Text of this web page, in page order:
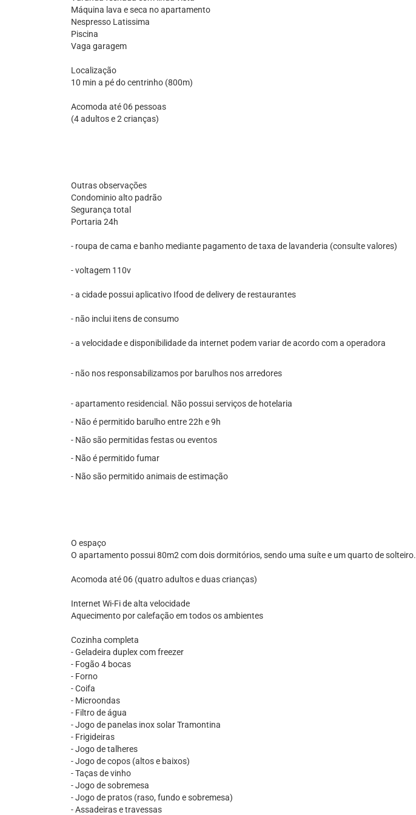
Máquina lava e seca no apartamento
Nespresso Latissima
Piscina
Vaga garagem
Localização
10 min a pé do centrinho (800m)
Acomoda até 06 pessoas
(4 adultos e 2 crianças)
Outras observações
Condominio alto padrão
Segurança total
Portaria 24h
- roupa de cama e banho mediante pagamento de taxa de lavanderia (consulte valores)
- voltagem 110v
- a cidade possui aplicativo Ifood de delivery de restaurantes
- não inclui itens de consumo
- a velocidade e disponibilidade da internet podem variar de acordo com a operadora
- não nos responsabilizamos por barulhos nos arredores
- apartamento residencial. Não possui serviços de hotelaria
- Não é permitido barulho entre 22h e 9h
- Não são permitidas festas ou eventos
- Não é permitido fumar
- Não são permitido animais de estimação
O espaço
O apartamento possui 80m2 com dois dormitórios, sendo uma suíte e um quarto de solteiro.
Acomoda até 06 (quatro adultos e duas crianças)
Internet Wi-Fi de alta velocidade
Aquecimento por calefação em todos os ambientes
Cozinha completa
- Geladeira duplex com freezer
- Fogão 4 bocas
- Forno
- Coifa
- Microondas
- Filtro de água
- Jogo de panelas inox solar Tramontina
- Frigideiras
- Jogo de talheres
- Jogo de copos (altos e baixos)
- Taças de vinho
- Jogo de sobremesa
- Jogo de pratos (raso, fundo e sobremesa)
- Assadeiras e travessas